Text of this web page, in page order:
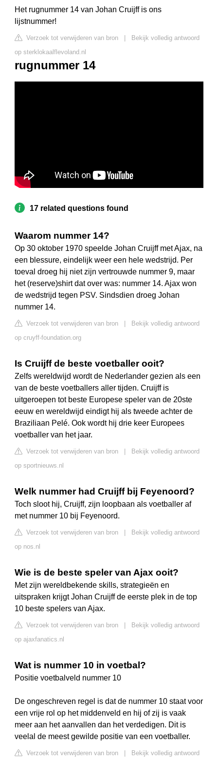
Het rugnummer 14 van Johan Cruijff is ons
lijstnummer!
Verzoek tot verwijderen van bron
Bekijk volledig antwoord
op sterklokaalflevoland.nl
rugnummer 14
17 related questions found
Waarom nummer 14?
Op 30 oktober 1970 speelde Johan Cruijff met Ajax, na
een blessure, eindelijk weer een hele wedstrijd. Per
toeval droeg hij niet zijn vertrouwde nummer 9, maar
het (reserve)shirt dat over was: nummer 14. Ajax won
de wedstrijd tegen PSV. Sindsdien droeg Johan
nummer 14.
Verzoek tot verwijderen van bron
Bekijk volledig antwoord
op cruyff-foundation.org
Is Cruijff de beste voetballer ooit?
Zelfs wereldwijd wordt de Nederlander gezien als een
van de beste voetballers aller tijden. Cruijff is
uitgeroepen tot beste Europese speler van de 20ste
eeuw en wereldwijd eindigt hij als tweede achter de
Braziliaan Pelé. Ook wordt hij drie keer Europees
voetballer van het jaar.
Verzoek tot verwijderen van bron
Bekijk volledig antwoord
op sportnieuws.nl
Welk nummer had Cruijff bij Feyenoord?
Toch sloot hij, Cruijff, zijn loopbaan als voetballer af
met nummer 10 bij Feyenoord.
Verzoek tot verwijderen van bron
Bekijk volledig antwoord
op nos.nl
Wie is de beste speler van Ajax ooit?
Met zijn wereldbekende skills, strategieën en
uitspraken krijgt Johan Cruijff de eerste plek in de top
10 beste spelers van Ajax.
Verzoek tot verwijderen van bron
Bekijk volledig antwoord
op ajaxfanatics.nl
Wat is nummer 10 in voetbal?
Positie voetbalveld nummer 10
De ongeschreven regel is dat de nummer 10 staat voor
een vrije rol op het middenveld en hij of zij is vaak
meer aan het aanvallen dan het verdedigen. Dit is
veelal de meest gewilde positie van een voetballer.
Verzoek tot verwijderen van bron
Bekijk volledig antwoord